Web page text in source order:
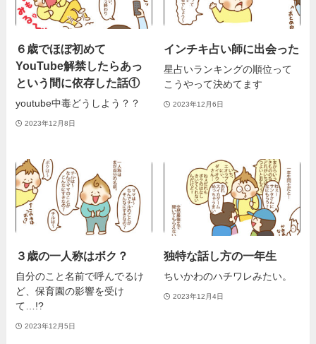
６歳でほぼ初めて
YouTube解禁したらあっ
という間に依存した話①
youtube中毒どうしよう？？
2023年12月8日
インチキ占い師に出会った
星占いランキングの順位って
こうやって決めてます
2023年12月6日
３歳の一人称はボク？
自分のこと名前で呼んでるけ
ど、保育園の影響を受け
て…!?
2023年12月5日
独特な話し方の一年生
ちいかわのハチワレみたい。
2023年12月4日